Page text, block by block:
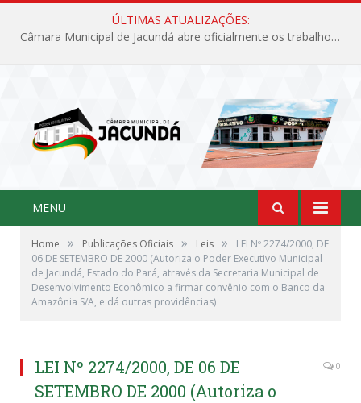
ÚLTIMAS ATUALIZAÇÕES:
Câmara Municipal de Jacundá abre oficialmente os trabalhos legislativos de 2026
MENU
Home » Publicações Oficiais » Leis »
LEI Nº 2274/2000, DE
06 DE SETEMBRO DE 2000 (Autoriza o Poder Executivo Municipal
de Jacundá, Estado do Pará, através da Secretaria Municipal de
Desenvolvimento Econômico a firmar convênio com o Banco da
Amazônia S/A, e dá outras providências)
LEI Nº 2274/2000, DE 06 DE
SETEMBRO DE 2000 (Autoriza o
0